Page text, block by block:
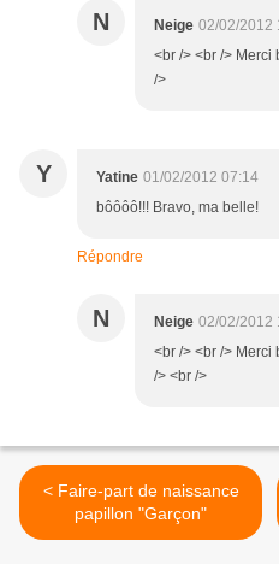
N Neige 02/02/2012
<br /> <br /> Merci
/>
Y Yatine 01/02/2012 07:14
bôôôô!!! Bravo, ma belle!
Répondre
N Neige 02/02/2012
<br /> <br /> Merci
/> <br />
< Faire-part de naissance
papillon "Garçon"